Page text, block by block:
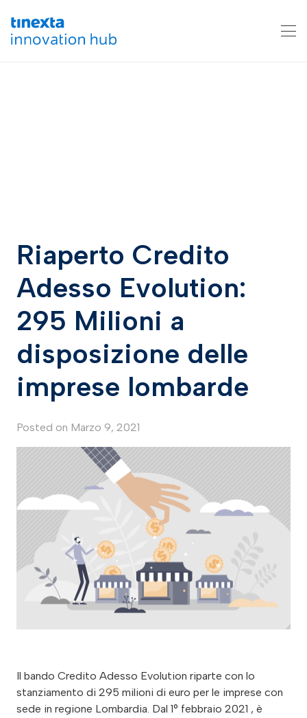
Riaperto Credito
Adesso Evolution:
295 Milioni a
disposizione delle
imprese lombarde
Posted on Marzo 9, 2021
Il bando Credito Adesso Evolution riparte con lo
stanziamento di 295 milioni di euro per le imprese con
sede in regione Lombardia. Dal 1° febbraio 2021 , è